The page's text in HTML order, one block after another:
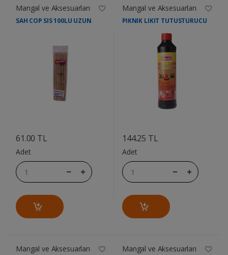
Mangal ve Aksesuarları
SAH COP SIS 100LU UZUN
61.00 TL
Adet
Mangal ve Aksesuarları
PIKNIK LIKIT TUTUSTURUCU
144.25 TL
Adet
Mangal ve Aksesuarları Mangal ve Aksesuarları